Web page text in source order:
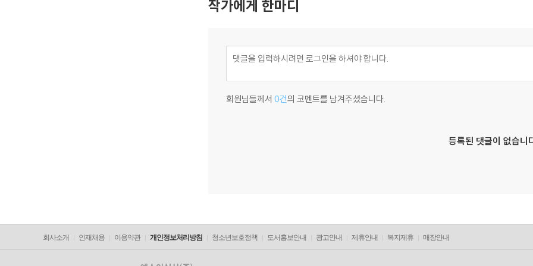
작가에게 한마디
회원님들께서 0건의 코멘트를 남겨주셨습니다.
등록된 댓글이 없습니
회사소개 인재채용 이용약관 개인정보처리방침 청소년보호정책 도서홍보안내 광고안내 제휴안내 복지제휴 매장안내